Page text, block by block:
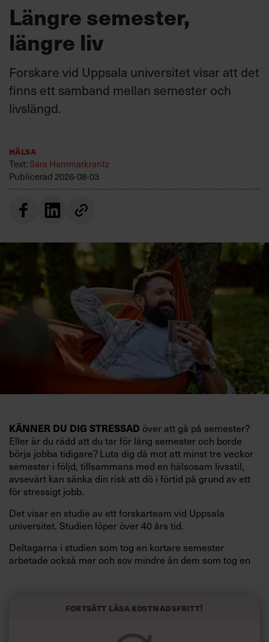
Längre semester,
längre liv
Forskare vid Uppsala universitet visar att det
finns ett samband mellan semester och
livslängd.
Hälsa
Text:Sara Hammarkrantz
Publicerad 2026-08-03
KÄNNER DU DIG STRESSAD över att gå på semester?
Eller är du rädd att du tar för lång semester och borde
börja jobba tidigare? Luta dig då mot att minst tre veckor
semester i följd, tillsammans med en hälsosam livsstil,
avsevärt kan sänka din risk att dö i förtid på grund av ett
för stressigt jobb.
Det visar en studie av ett forskarteam vid Uppsala
universitet. Studien löper över 40 års tid.
Deltagarna i studien som tog en kortare semester
arbetade också mer och sov mindre än dem som tog en
Forskarna tror sig dessutom kunna uttyda att en längre
försök att förändra livsstilsvanor.
Fortsätt läsa kostnadsfritt!